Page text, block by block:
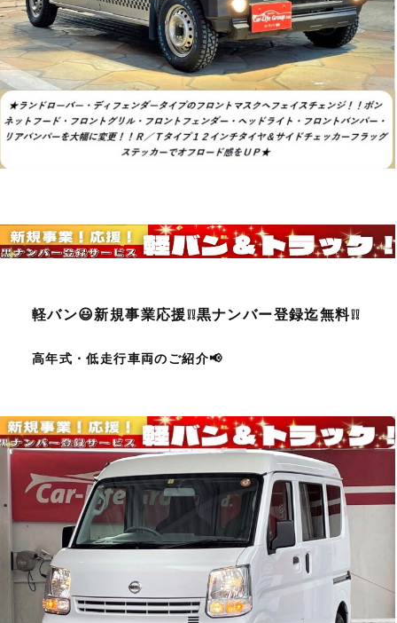
軽バン😃新規事業応援❕❕黒ナンバー登録迄無料❕❕
高年式・低走行車両のご紹介📢